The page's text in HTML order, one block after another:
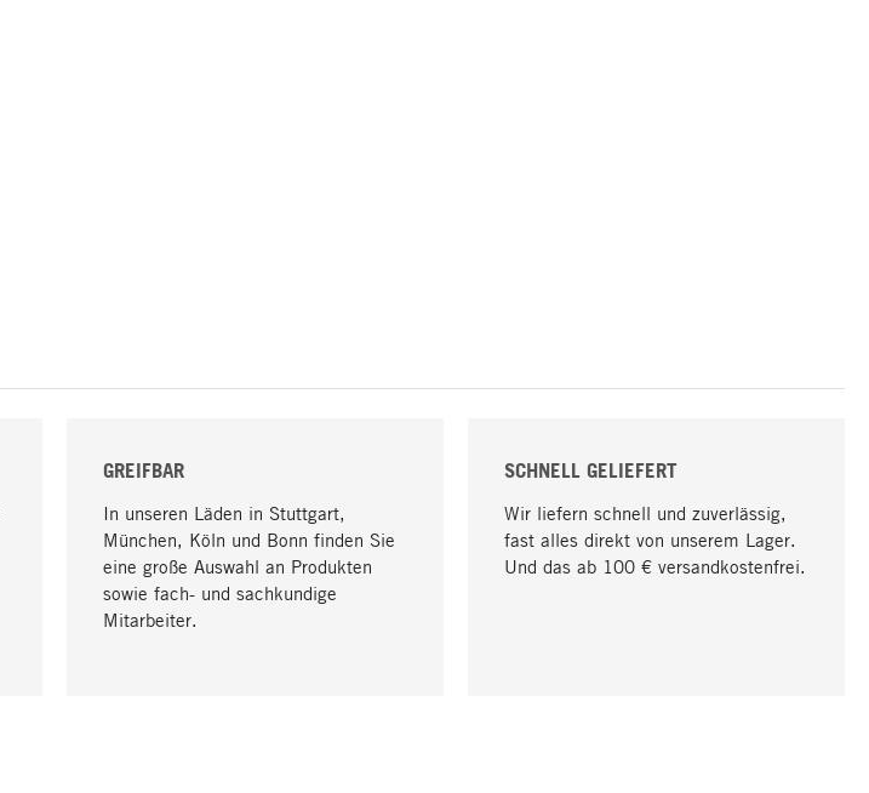
GREIFBAR
In unseren Läden in Stuttgart,
München, Köln und Bonn finden Sie
eine große Auswahl an Produkten
sowie fach- und sachkundige
Mitarbeiter.
SCHNELL GELIEFERT
Wir liefern schnell und zuverlässig,
fast alles direkt von unserem Lager.
Und das ab 100 € versandkostenfrei.